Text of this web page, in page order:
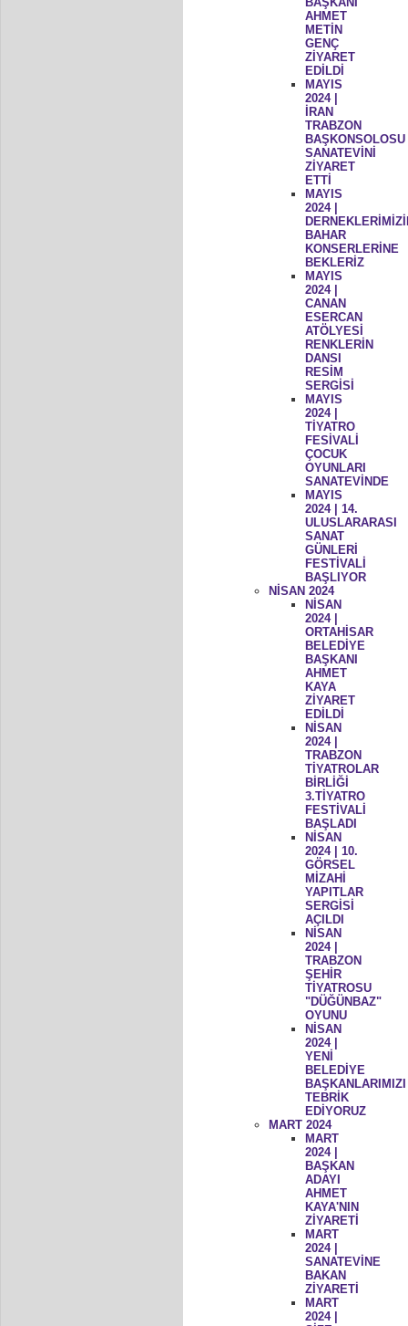
AHMET
METİN
GENÇ
ZİYARET
EDİLDİ
MAYIS
2024 |
İRAN
TRABZON
BAŞKONSOLOSU
SANATEVİNİ
ZİYARET
ETTİ
MAYIS
2024 |
BAHAR
KONSERLERİNE
BEKLERİZ
MAYIS
2024 |
CANAN
ESERCAN
ATÖLYESİ
RENKLERİN
DANSI
RESİM
SERGİSİ
MAYIS
2024 |
TİYATRO
FESİVALİ
ÇOCUK
OYUNLARI
SANATEVİNDE
MAYIS
2024 | 14.
ULUSLARARASI
SANAT
GÜNLERİ
FESTİVALİ
BAŞLIYOR
NİSAN 2024
NİSAN
2024 |
ORTAHİSAR
BELEDİYE
BAŞKANI
AHMET
KAYA
ZİYARET
EDİLDİ
NİSAN
2024 |
TRABZON
TİYATROLAR
BİRLİĞİ
3.TİYATRO
FESTİVALİ
BAŞLADI
NİSAN
2024 | 10.
GÖRSEL
MİZAHİ
YAPITLAR
SERGİSİ
AÇILDI
NİSAN
2024 |
TRABZON
ŞEHİR
TİYATROSU
"DÜĞÜNBAZ"
OYUNU
NİSAN
2024 |
YENİ
BELEDİYE
BAŞKANLARIMIZI
TEBRİK
EDİYORUZ
MART 2024
MART
2024 |
BAŞKAN
ADAYI
AHMET
KAYA'NIN
ZİYARETİ
MART
2024 |
SANATEVİNE
BAKAN
ZİYARETİ
MART
2024 |